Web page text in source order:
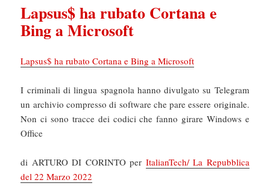
Lapsus$ ha rubato Cortana e
Bing a Microsoft
Lapsus$ ha rubato Cortana e Bing a Microsoft
I criminali di lingua spagnola hanno divulgato su Telegram
un archivio compresso di software che pare essere originale.
Non ci sono tracce dei codici che fanno girare Windows e
Office
di ARTURO DI CORINTO per ItalianTech/ La Repubblica
del 22 Marzo 2022